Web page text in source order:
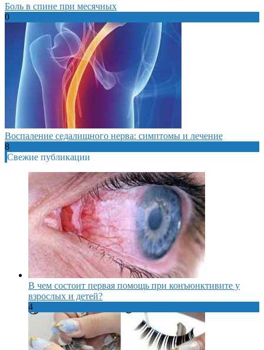
Боль в спине при месячных
0
Воспаление седалищного нерва: симптомы и лечение
8
Свежие публикации
В чем состоит первая помощь при конъюнктивите у
взрослых и детей?
4